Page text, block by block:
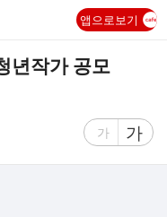
앱으로보기
년작가 공모
글
가
글
자
가